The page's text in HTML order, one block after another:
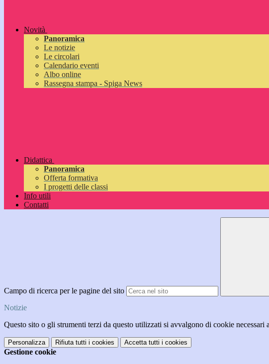
Novità
Panoramica
Le notizie
Le circolari
Calendario eventi
Albo online
Rassegna stampa - Spiga News
Didattica
Panoramica
Offerta formativa
I progetti delle classi
Info utili
Contatti
Campo di ricerca per le pagine del sito
Notizie
Questo sito o gli strumenti terzi da questo utilizzati si avvalgono di cookie
Personalizza Rifiuta tutti i cookies Accetta tutti i cookies
Gestione cookie